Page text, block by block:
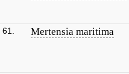
61. Mertensia maritima